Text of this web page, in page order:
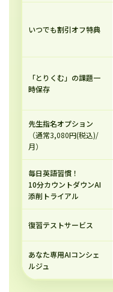
いつでも割引オフ特典
「とりくむ」の課題一
時保存
先生指名オプション
（通常3,080円(税込)/
月）
毎日英語習慣！
10分カウントダウンAI
添削トライアル
復習テストサービス
あなた専用AIコンシェ
ルジュ